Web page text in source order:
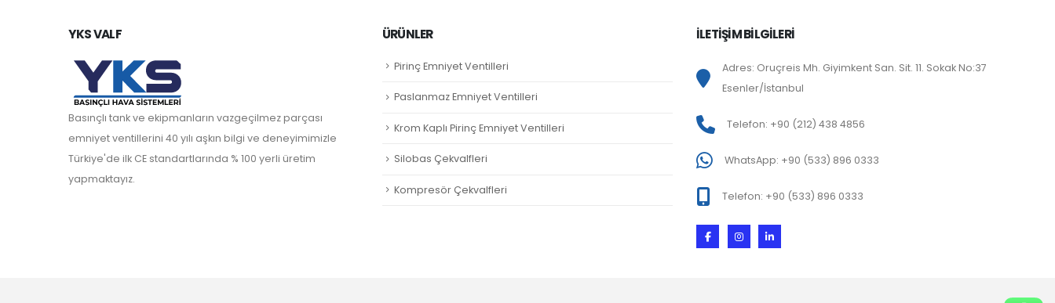
YKS VALF
Basınçlı tank ve ekipmanların vazgeçilmez parçası
emniyet ventillerini 40 yılı aşkın bilgi ve deneyimimizle
Türkiye'de ilk CE standartlarında % 100 yerli üretim
yapmaktayız.
ÜRÜNLER
Pirinç Emniyet Ventilleri
Paslanmaz Emniyet Ventilleri
Krom Kaplı Pirinç Emniyet Ventilleri
Silobas Çekvalfleri
Kompresör Çekvalfleri
İLETİŞİM BİLGİLERİ
Adres: Oruçreis Mh. Giyimkent San. Sit. 11. Sokak No:37
Esenler/İstanbul
Telefon: +90 (212) 438 4856
WhatsApp: +90 (533) 896 0333
Telefon: +90 (533) 896 0333